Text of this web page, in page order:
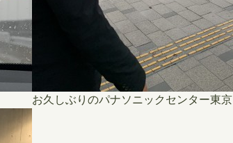
お久しぶりのパナソニックセンター東京